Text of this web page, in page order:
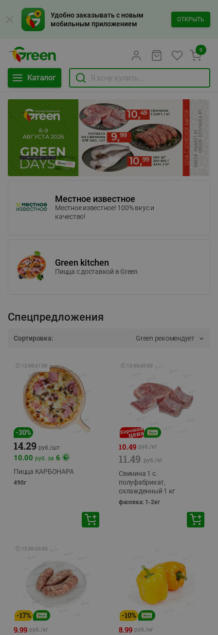
Удобно заказывать с новым
мобильным приложением
ОТКРЫТЬ
Каталог
0
Местное известное
Местное известное! 100% вкус и
качество!
Green kitchen
Пицца c доставкой в Green
Спецпредложения
Сортировка: Green рекомендует
🕘 12:00-21:00
-30%
14.29 руб./шт
10.00 руб. за 6
Пицца КАРБОНАРА
490г
🕘 12:00-20:00
10.49 руб./кг
11.49 руб./кг
Свинина 1 с.
полуфабрикат,
охлажденный 1 кг
фасовка: 1-2кг
🕘 12:00-20:00
-17%
9.99 руб./кг
-10%
8.99 руб./кг